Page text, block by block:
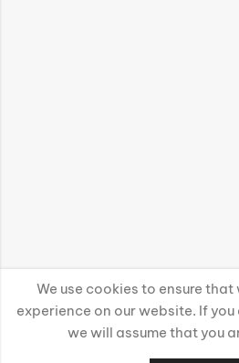
We use cookies to ensure
experience on our website. If
we will assume that you